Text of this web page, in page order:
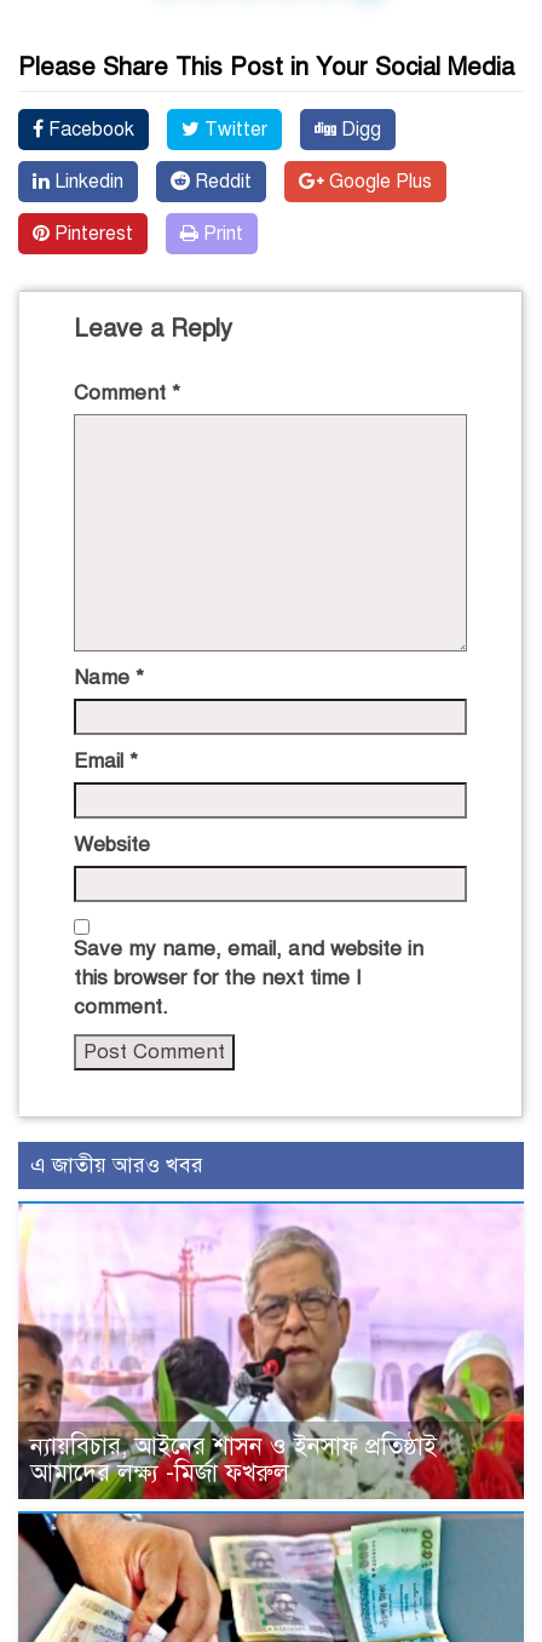
Please Share This Post in Your Social Media
Facebook Twitter Digg
Linkedin Reddit Google Plus
Pinterest Print
Leave a Reply
Comment *
Name *
Email *
Website
Save my name, email, and website in
this browser for the next time I
comment.
এ জাতীয় আরও খবর
ন্যায়বিচার, আইনের শাসন ও ইনসাফ প্রতিষ্ঠাই
আমাদের লক্ষ্য -মির্জা ফখরুল